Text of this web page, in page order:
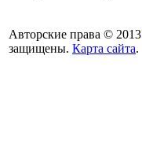
Авторские права © 2013
защищены. Карта сайта.